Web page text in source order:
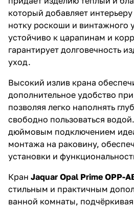
который добавляет
нотку роскоши и винтажного
устойчиво к царапинам и
гарантирует долговечность
уход.
Высокий излив крана
дополнительное удобство
позволяя легко наполнять
свободно пользоваться
дюймовым подключением
монтажа на раковину,
установки и
Кран Jaquar Opal Prime OPP-
стильным и практичным
ванной комнаты,